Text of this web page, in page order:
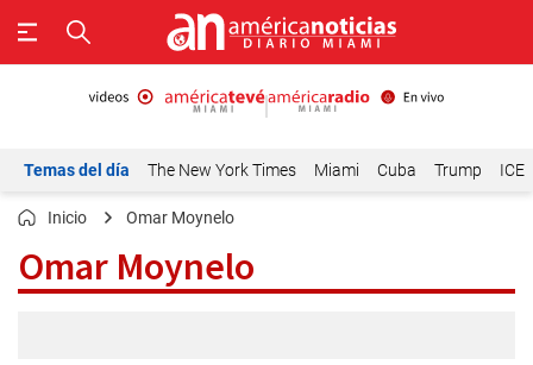
Temas del día The New York Times Miami Cuba Trump ICE
Inicio Omar Moynelo
Omar Moynelo